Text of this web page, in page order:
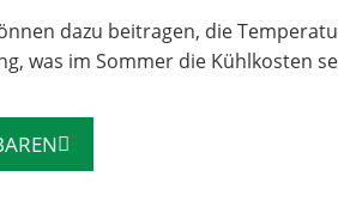
dazu beitragen, die
was im Sommer die Kühlkosten